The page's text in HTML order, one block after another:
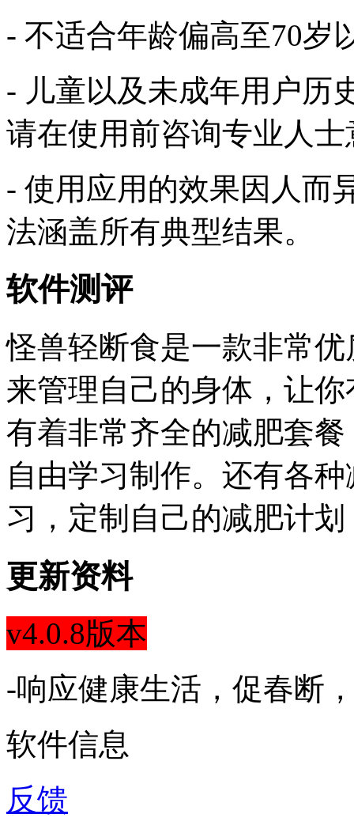
- 不适合年龄偏高至70岁
- 儿童以及未成年用户历
请在使用前咨询专业人
- 使用应用的效果因人而
法涵盖所有典型结果。
软件测评
怪兽轻断食是一款非常
来管理自己的身体，让
有着非常齐全的减肥套
自由学习制作。还有各
习，定制自己的减肥计
更新资料
v4.0.8版本
-响应健康生活，促春断
软件信息
反馈